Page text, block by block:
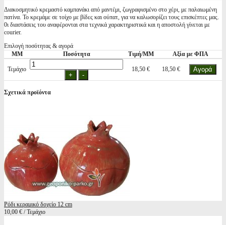
Διακοσμητικό κρεμαστό καμπανάκι από μαντέμι, ζωγραφισμένο στο χέρι, με παλαιωμένη
πατίνα. Το κρεμάμε σε τοίχο με βίδες και ούπατ, για να καλωσορίζει τους επισκέπτες μας.
0ι διαστάσεις του αναφέρονται στα τεχνικά χαρακτηριστικά και η αποστολή γίνεται με
courier.
Επιλογή ποσότητας & αγορά
ΜΜ
Ποσότητα Τιμή/ΜΜ Αξία με ΦΠΑ
Τεμάχιο 18,50 € 18,50 €
Σχετικά προϊόντα
Ρόδι κεραμικό δοχείο 12 cm
10,00 € / Τεμάχιο